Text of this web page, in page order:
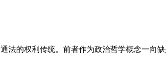
法的权利传统。前者作为政治哲学概念一向